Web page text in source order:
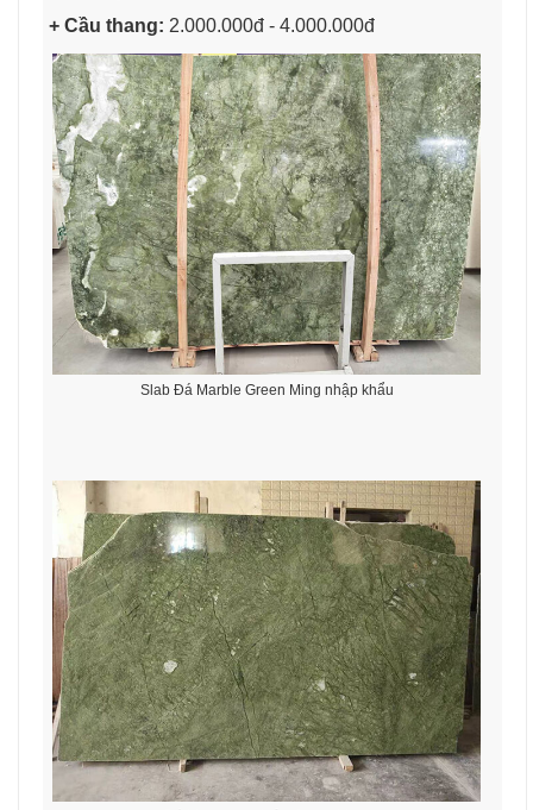
+ Cầu thang: 2.000.000đ - 4.000.000đ
Slab Đá Marble Green Ming nhập khẩu